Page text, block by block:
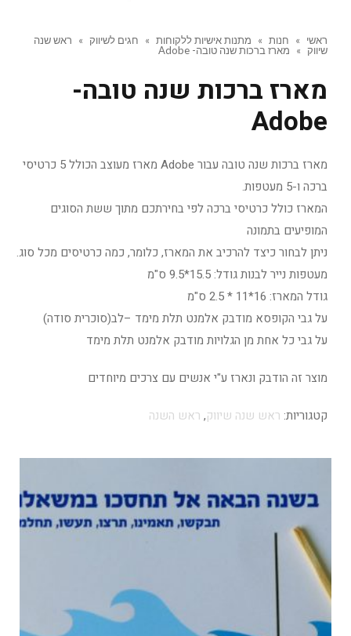
ראשי » חנות » מתנות אישיות ללקוחות » חגים לשיווק »
ראש שנה
שיווק » מארז ברכות שנה טובה- Adobe
מארז ברכות שנה טובה-
Adobe
מארז ברכות שנה טובה עבור Adobe מארז מעוצב הכולל 5 כרטיסי
ברכה ו-5 מעטפות.
המארז כולל כרטיסי ברכה לפי בחירתכם מתוך ששת הסוגים
המופיעים בתמונה
ניתן לבחור כיצד להרכיב את המארז, כלומר, כמה כרטיסים מכל סוג.
מעטפות נייר לבנות גודל: 15.5*9.5 ס"מ
גודל המארז: 16*11 * 2.5 ס"מ
על גבי הקופסא מודבק אלמנט תלת מימד –לב(סוכרית סודה)
על גבי כל אחת מן הגלויות מודבק אלמנט תלת מימד
מוצר זה הודבק ונארז ע"י אנשים עם צרכים מיוחדים
קטגוריות: ראש שנה שיווק, ראש השנה